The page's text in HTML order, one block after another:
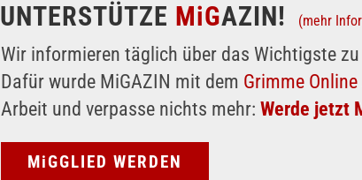
UNTERSTÜTZE MiGAZIN! (mehr
Wir informieren täglich über das Wichtigste
Dafür wurde MiGAZIN mit dem Grimme Online
Arbeit und verpasse nichts mehr: Werde jetzt
MiGGLIED WERDEN